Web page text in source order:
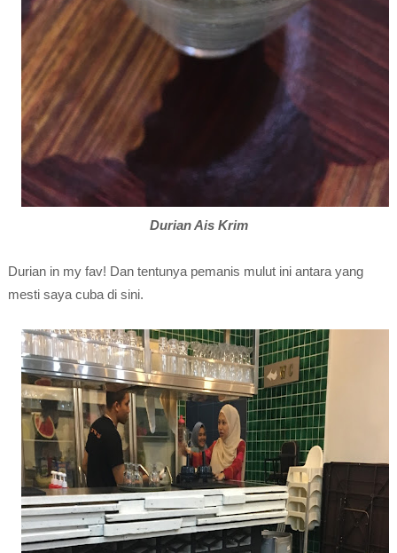
Durian Ais Krim
Durian in my fav! Dan tentunya pemanis mulut ini antara yang
mesti saya cuba di sini.